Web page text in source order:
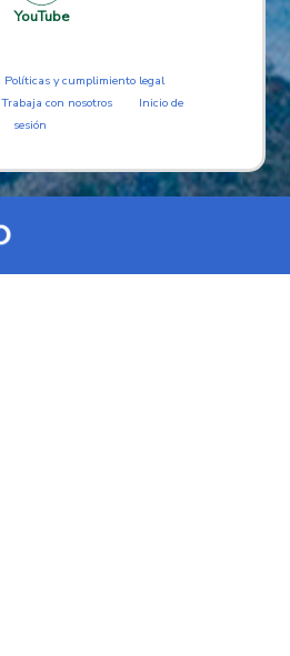
YouTube
Políticas y cumplimiento legal
Trabaja con nosotros
Inicio de
sesión